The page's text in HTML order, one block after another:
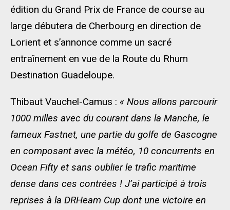
édition du Grand Prix de France de course au
large débutera de Cherbourg en direction de
Lorient et s’annonce comme un sacré
entraînement en vue de la Route du Rhum
Destination Guadeloupe.
Thibaut Vauchel-Camus : « Nous allons parcourir
1000 milles avec du courant dans la Manche, le
fameux Fastnet, une partie du golfe de Gascogne
en composant avec la météo, 10 concurrents en
Ocean Fifty et sans oublier le trafic maritime
dense dans ces contrées ! J’ai participé à trois
reprises à la DRHeam Cup dont une victoire en